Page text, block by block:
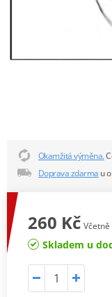
Okamžitá výměna.
Doprava zdarma u
260 Kč Včetně
Skladem u